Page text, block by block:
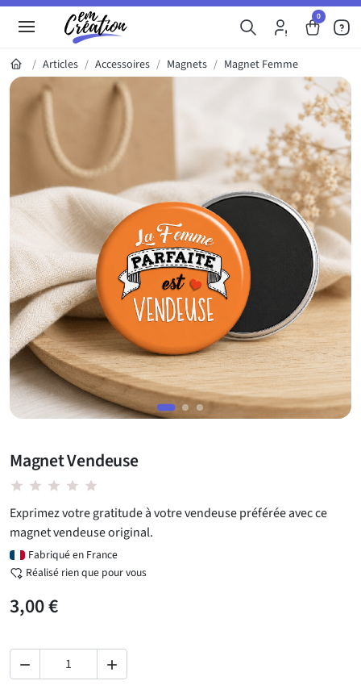
0
Articles Accessoires Magnets Magnet Femme
Galerie du produit
Magnet Vendeuse
star star star star star
Exprimez votre gratitude à votre vendeuse préférée avec ce
magnet vendeuse original.
Fabriqué en France
Réalisé rien que pour vous
3,00 €
 